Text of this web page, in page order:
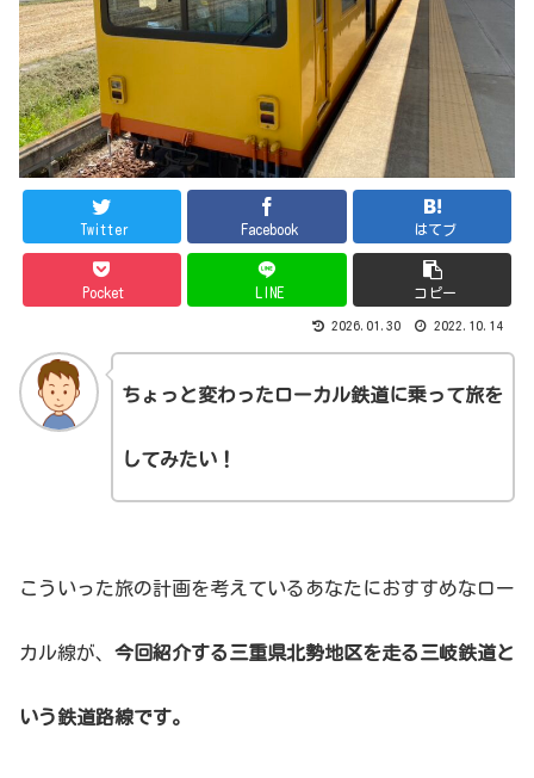
Twitter Facebook はてブ
Pocket LINE コピー
2026.01.30 2022.10.14
ちょっと変わったローカル鉄道に乗って旅を
してみたい！
こういった旅の計画を考えているあなたにおすすめなロー
カル線が、 今回紹介する三重県北勢地区を走る三岐鉄道と
いう鉄道路線です。